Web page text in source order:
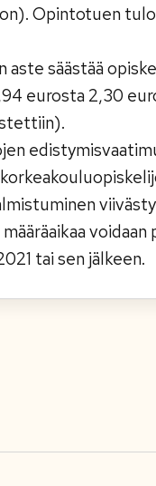
Opintotuen
säästää
eurosta 2,30
voidaan
tai sen jälkeen.